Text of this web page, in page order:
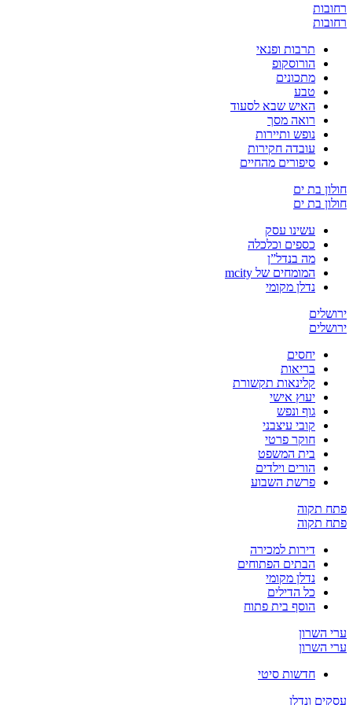
רחובות
רחובות
תרבות ופנאי
הורוסקופ
מתכונים
טבע
האיש שבא לסעוד
רואה מסך
נופש ותיירות
עובדה חקירות
סיפורים מהחיים
חולון בת ים
חולון בת ים
עשינו עסק
כספים וכלכלה
מה בנדל”ן
המומחים של mcity
נדלן מקומי
ירושלים
ירושלים
יחסים
בריאות
קלינאות תקשורת
יעוץ אישי
גוף ונפש
קובי עיצבני
חוקר פרטי
בית המשפט
הורים וילדים
פרשת השבוע
פתח תקוה
פתח תקוה
דירות למכירה
הבתים הפתוחים
נדלן מקומי
כל הדילים
הוסף בית פתוח
ערי השרון
ערי השרון
חדשות סיטי
עסקים ונדלן